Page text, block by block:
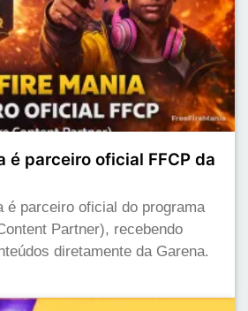
é parceiro oficial FFCP da
é parceiro oficial do programa
Partner), recebendo
diretamente da Garena.